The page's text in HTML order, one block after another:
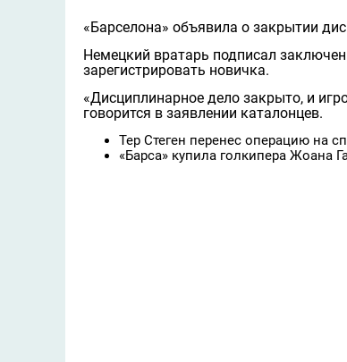
«Барселона» объявила о закрытии
Немецкий вратарь подписал
зарегистрировать новичка.
«Дисциплинарное дело закрыто, и
говорится в заявлении каталонцев.
Тер Стеген перенес операцию на
«Барса» купила голкипера Жоана